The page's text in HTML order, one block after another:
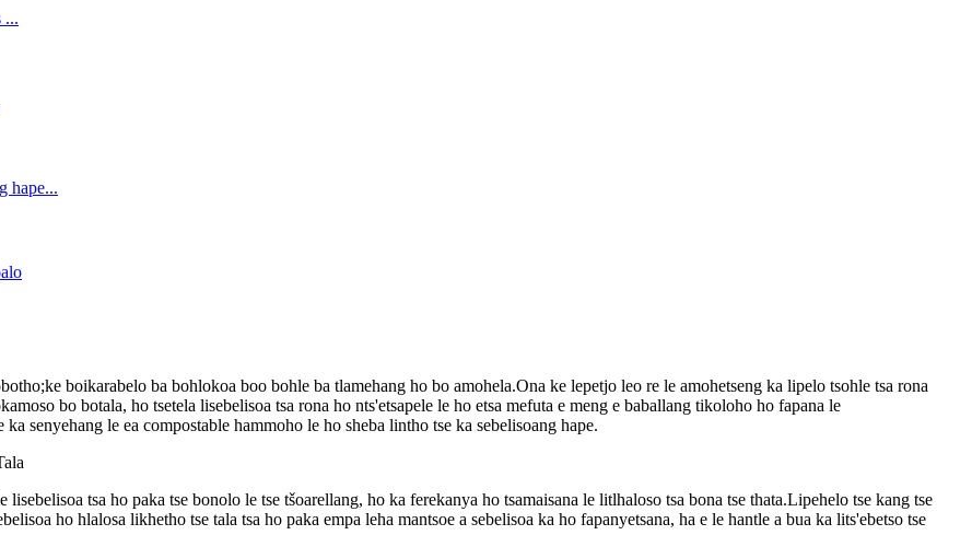
boikarabelo ba bohlokoa boo bohle ba tlamehang ho bo amohela.Ona ke lepetjo leo re le amohetseng ka lipelo tsohle tsa rona
bo botala, ho tsetela lisebelisoa tsa rona ho nts'etsapele le ho etsa mefuta e meng e baballang tikoloho ho fapana le
senyehang le ea compostable hammoho le ho sheba lintho tse ka sebelisoang hape.
lisebelisoa tsa ho paka tse bonolo le tse tšoarellang, ho ka ferekanya ho tsamaisana le litlhaloso tsa bona tse thata.Lipehelo tse kang tse
ho hlalosa likhetho tse tala tsa ho paka empa leha mantsoe a sebelisoa ka ho fapanyetsana, ha e le hantle a bua ka lits'ebetso tse